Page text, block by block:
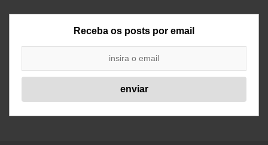
Receba os posts por email